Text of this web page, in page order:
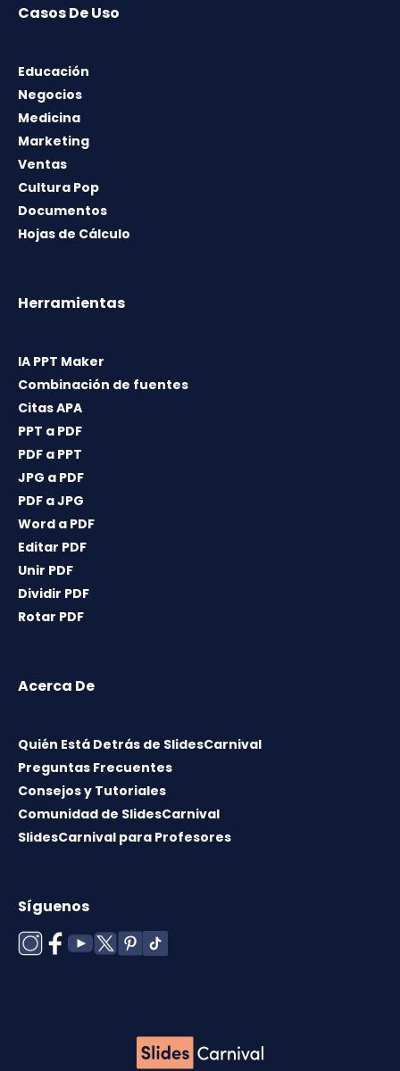
Casos De Uso
Educación
Negocios
Medicina
Marketing
Ventas
Cultura Pop
Documentos
Hojas de Cálculo
Herramientas
IA PPT Maker
Combinación de fuentes
Citas APA
PPT a PDF
PDF a PPT
JPG a PDF
PDF a JPG
Word a PDF
Editar PDF
Unir PDF
Dividir PDF
Rotar PDF
Acerca De
Quién Está Detrás de SlidesCarnival
Preguntas Frecuentes
Consejos y Tutoriales
Comunidad de SlidesCarnival
SlidesCarnival para Profesores
Síguenos